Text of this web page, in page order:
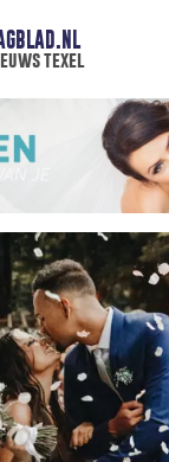
texel